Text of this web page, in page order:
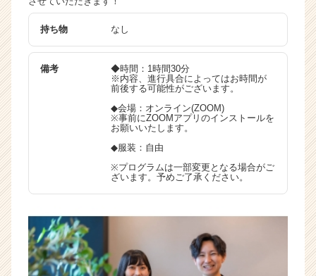
持ち物 なし
備考
◆時間：1時間30分
※内容、進行具合によってはお時間が
前後する可能性がございます。
◆会場：オンライン(ZOOM)
※事前にZOOMアプリのインストールを
お願いいたします。
◆服装：自由
※プログラムは一部変更となる場合がご
ざいます。予めご了承ください。